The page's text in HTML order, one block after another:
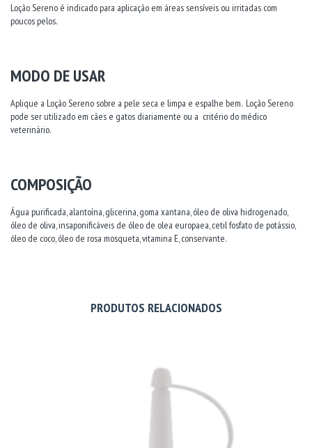
Loção Sereno é indicado para aplicação em áreas sensíveis ou irritadas com
poucos pelos.
MODO DE USAR
Aplique a Loção Sereno sobre a pele seca e limpa e espalhe bem. Loção Sereno
pode ser utilizado em cães e gatos diariamente ou a critério do médico
veterinário.
COMPOSIÇÃO
Água purificada, alantoína, glicerina, goma xantana, óleo de oliva hidrogenado,
óleo de oliva, insaponificáveis de óleo de olea europaea, cetil fosfato de potássio,
óleo de coco, óleo de rosa mosqueta, vitamina E, conservante.
PRODUTOS RELACIONADOS